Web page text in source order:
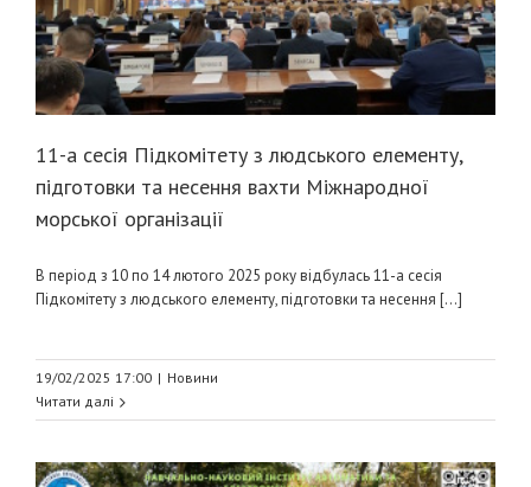
11-а сесія Підкомітету з людського елементу,
підготовки та несення вахти Міжнародної
морської організації
В період з 10 по 14 лютого 2025 року відбулась 11-а сесія
Підкомітету з людського елементу, підготовки та несення [...]
19/02/2025 17:00 | Новини
Читати далі